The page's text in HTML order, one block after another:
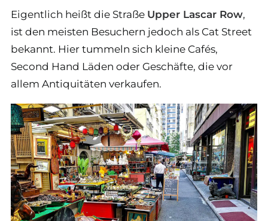
Eigentlich heißt die Straße Upper Lascar Row,
ist den meisten Besuchern jedoch als Cat Street
bekannt. Hier tummeln sich kleine Cafés,
Second Hand Läden oder Geschäfte, die vor
allem Antiquitäten verkaufen.